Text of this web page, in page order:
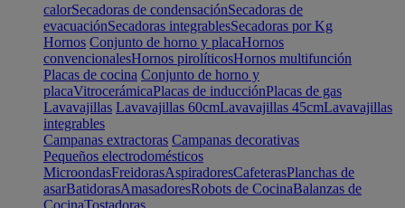
calorSecadoras de condensaciónSecadoras de
evacuaciónSecadoras integrablesSecadoras por Kg
Hornos Conjunto de horno y placaHornos
convencionalesHornos pirolíticosHornos multifunción
Placas de cocina Conjunto de horno y
placaVitrocerámicaPlacas de inducciónPlacas de gas
Lavavajillas Lavavajillas 60cmLavavajillas 45cmLavavajillas
integrables
Campanas extractoras Campanas decorativas
Pequeños electrodomésticos
MicroondasFreidorasAspiradoresCafeterasPlanchas de
asarBatidorasAmasadoresRobots de CocinaBalanzas de
CocinaTostadoras